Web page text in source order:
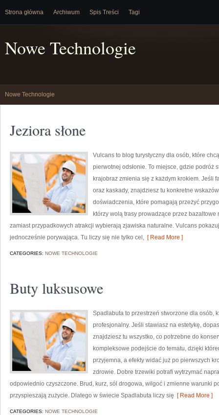
Strona główna Archiwum Spis Treści Tagi
Nowe Technologie
Nowe Technologie
Jeziora słone
Vulcans to blog turystyczny dla osób, które
pierwotnej odsłonie. To miejsce, gdzie podróż
krajobraz zmienia się z każdym krokiem. Jeśli
oraz kaskady, znajdziesz tu konkretne
doświadczenia, które pomagają przeżyć
którzy wolą trasy prowadzące przez bazaltowe
zamiast przypadkowych atrakcji wybierają zjawiska naturalne. Vulcans
jednocześnie porywająca. Tu liczy się nie tylko cel, [ Read More ]
CATEGORIES: NOWE TECHNOLOGIE
Buty luksusowe
Spadlabuta to przestrzeń stworzone dla osób,
profesjonalny. Jeśli stawiasz na estetykę,
znajdziesz tu wszystko, co potrzebne do
kompleksowe podejście do tematu, dzięki
przyjemna, a efekty widać już po pierwszych
zdrowie. Dobre trzewiki potrafi wytrzymać
odpowiednio czyszczone. Brud, kurz, sól drogowa, wilgoć i zmienne warunki
przyspieszają zużycie. Dlatego w świecie Spadlabuta liczy się [ Read More ]
CATEGORIES: NOWE TECHNOLOGIE